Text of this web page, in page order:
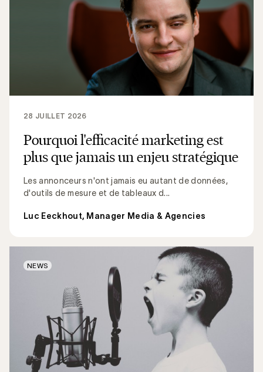
Pourquoi l'efficacité marketing est
plus que jamais un enjeu stratégique
Les annonceurs n'ont jamais eu autant de données,
d'outils de mesure et de tableaux d...
28 JUILLET 2026
Luc Eeckhout, Manager Media & Agencies
NEWS